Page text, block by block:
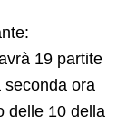
19 partite
seconda ora
delle 10 della